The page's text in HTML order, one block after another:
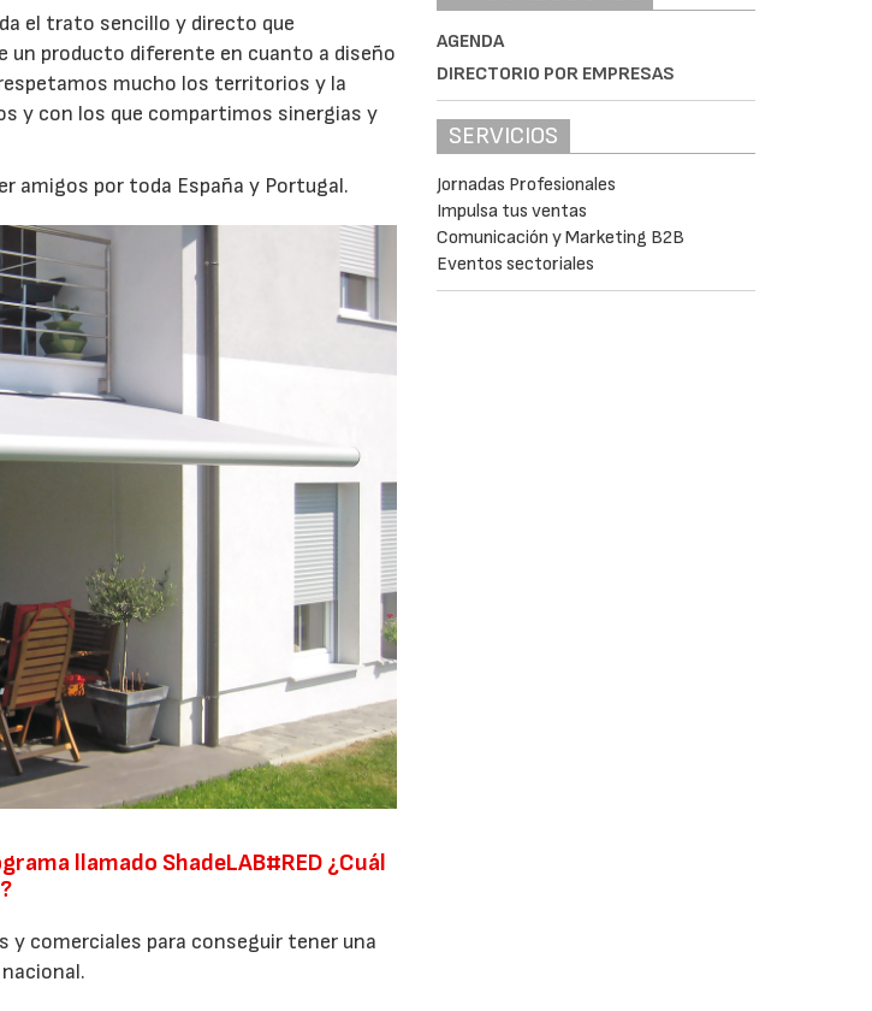
el trato sencillo y directo que
un producto diferente en cuanto a diseño
mucho los territorios y la
y con los que compartimos sinergias y
amigos por toda España y Portugal.
llamado ShadeLAB#RED ¿Cuál
y comerciales para conseguir tener una
AGENDA
DIRECTORIO POR EMPRESAS
SERVICIOS
Jornadas Profesionales
Impulsa tus ventas
Comunicación y Marketing B2B
Eventos sectoriales